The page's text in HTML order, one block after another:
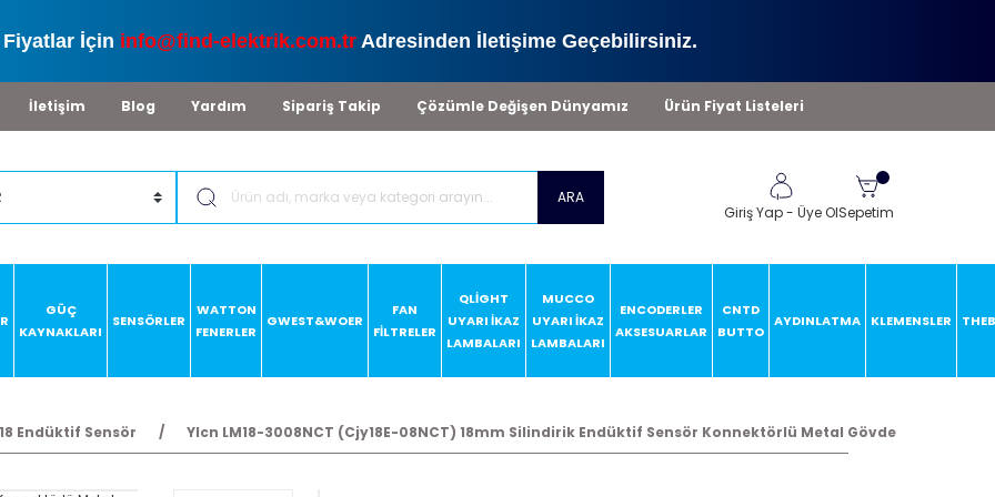
Fiyatlar İçin info@find-elektrik.com.trAdresinden İletişime Geçebilirsiniz.
İletişim Blog Yardım Sipariş Takip Çözümle Değişen Dünyamız Ürün Fiyat Listeleri
ARA
Giriş Yap- Üye OlSepetim
GÜÇ
KAYNAKLARI
SENSÖRLER
WATTON
FENERLER
GWEST&WOER
FAN
FİLTRELER
QLİGHT
UYARI İKAZ
LAMBALARI
MUCCO
UYARI İKAZ
LAMBALARI
ENCODERLER
AKSESUARLAR
CNTD
BUTTO
AYDINLATMA KLEMENSLER
Endüktif Sensör Ylcn LM18-3008NCT (Cjy18E-08NCT) 18mm Silindirik Endüktif Sensör Konnektörlü Metal Gövde